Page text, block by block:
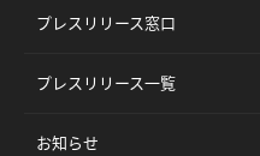
プレスリリース窓口
プレスリリース一覧
お知らせ